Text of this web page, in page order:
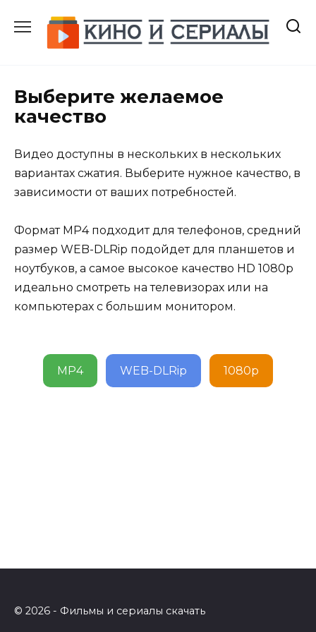
содержанию
Выберите желаемое
качество
Видео доступны в нескольких в нескольких
вариантах сжатия. Выберите нужное качество, в
зависимости от ваших потребностей.
Формат MP4 подходит для телефонов, средний
размер WEB-DLRip подойдет для планшетов и
ноутбуков, а самое высокое качество HD 1080p
идеально смотреть на телевизорах или на
компьютерах с большим монитором.
MP4 WEB-DLRip 1080p
© 2026 - Фильмы и сериалы скачать